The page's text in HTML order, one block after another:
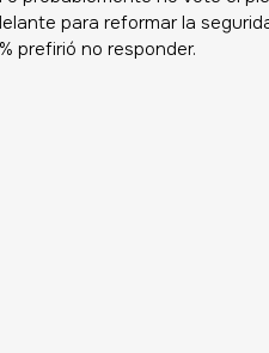
para reformar la
prefirió no responder.